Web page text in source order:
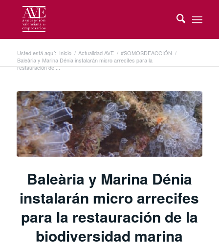
Usted está aquí: Inicio / Actualidad AVE / #SOMOSDEACCIÓN /
Baleària y Marina Dénia instalarán micro arrecifes para la
restauración de ...
Baleària y Marina Dénia
instalarán micro arrecifes
para la restauración de la
biodiversidad marina